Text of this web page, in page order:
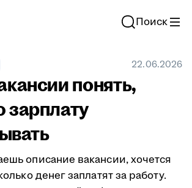
Поиск
22.06.2026
понять,
зарплату
описание вакансии, хочется
денег заплатят за работу.